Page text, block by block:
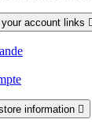
your account links 
information 